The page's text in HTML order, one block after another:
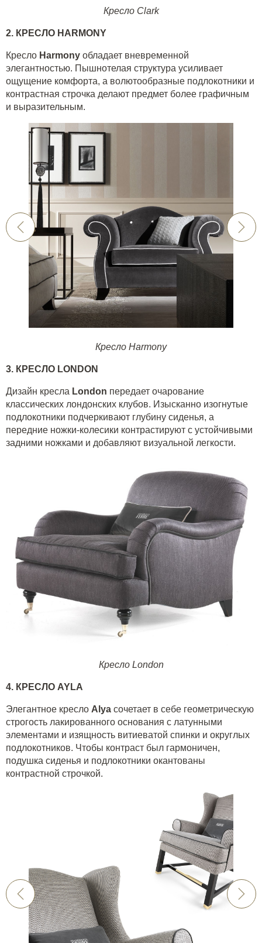
Кресло Clark
2. КРЕСЛО HARMONY
Кресло Harmony обладает вневременной
элегантностью. Пышнотелая структура усиливает
ощущение комфорта, а волютообразные подлокотники и
контрастная строчка делают предмет более графичным
и выразительным.
Кресло Harmony
3. КРЕСЛО LONDON
Дизайн кресла London передает очарование
классических лондонских клубов. Изысканно изогнутые
подлокотники подчеркивают глубину сиденья, а
передние ножки-колесики контрастируют с устойчивыми
задними ножками и добавляют визуальной легкости.
Кресло London
4. КРЕСЛО AYLA
Элегантное кресло Alya сочетает в себе геометрическую
строгость лакированного основания с латунными
элементами и изящность витиеватой спинки и округлых
подлокотников. Чтобы контраст был гармоничен,
подушка сиденья и подлокотники окантованы
контрастной строчкой.